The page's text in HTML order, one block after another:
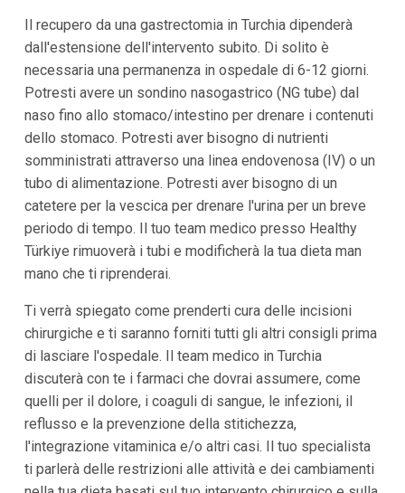
Il recupero da una gastrectomia in Turchia dipenderà
dall'estensione dell'intervento subito. Di solito è
necessaria una permanenza in ospedale di 6-12 giorni.
Potresti avere un sondino nasogastrico (NG tube) dal
naso fino allo stomaco/intestino per drenare i contenuti
dello stomaco. Potresti aver bisogno di nutrienti
somministrati attraverso una linea endovenosa (IV) o un
tubo di alimentazione. Potresti aver bisogno di un
catetere per la vescica per drenare l'urina per un breve
periodo di tempo. Il tuo team medico presso Healthy
Türkiye rimuoverà i tubi e modificherà la tua dieta man
mano che ti riprenderai.
Ti verrà spiegato come prenderti cura delle incisioni
chirurgiche e ti saranno forniti tutti gli altri consigli prima
di lasciare l'ospedale. Il team medico in Turchia
discuterà con te i farmaci che dovrai assumere, come
quelli per il dolore, i coaguli di sangue, le infezioni, il
reflusso e la prevenzione della stitichezza,
l'integrazione vitaminica e/o altri casi. Il tuo specialista
ti parlerà delle restrizioni alle attività e dei cambiamenti